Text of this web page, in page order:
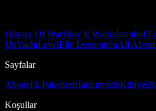
History Of WarHow It Worksİstanbul
UpYachtLevelElle DecorationAll About
Sayfalar
Abonelik PaketleriHakkımızdaKünye
Koşullar